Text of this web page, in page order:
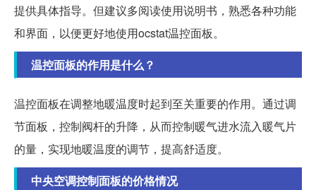
提供具体指导。但建议多阅读使用说明书，熟悉各种功能
和界面，以便更好地使用ocstat温控面板。
温控面板的作用是什么？
温控面板在调整地暖温度时起到至关重要的作用。通过调
节面板，控制阀杆的升降，从而控制暖气进水流入暖气片
的量，实现地暖温度的调节，提高舒适度。
中央空调控制面板的价格情况